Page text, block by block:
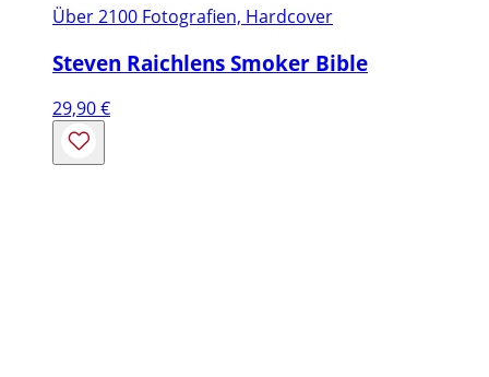
Über 2100 Fotografien, Hardcover
Steven Raichlens Smoker Bible
29,90€